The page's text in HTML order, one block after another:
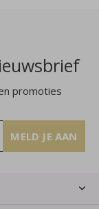
promoties
MELD JE AAN